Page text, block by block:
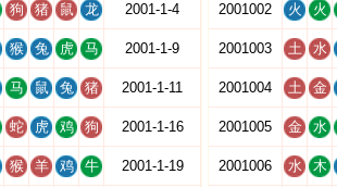
狗 猪 鼠 龙 2001-1-4
猴 兔 虎 马 2001-1-9
马 鼠 兔 猪 2001-1-11
蛇 虎 鸡 狗 2001-1-16
猴 羊 鸡 牛 2001-1-19
2001002 火 火
2001003 土 水
2001004 土 金
2001005 金 水
2001006 水 木